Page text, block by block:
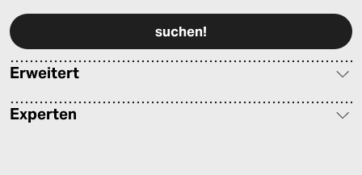
Erweitert
Experten